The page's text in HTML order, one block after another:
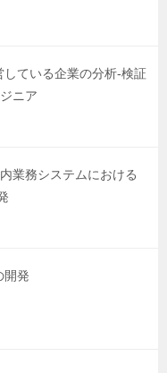
ている企業の分析-検証
ニア
業務システムにおける
開発